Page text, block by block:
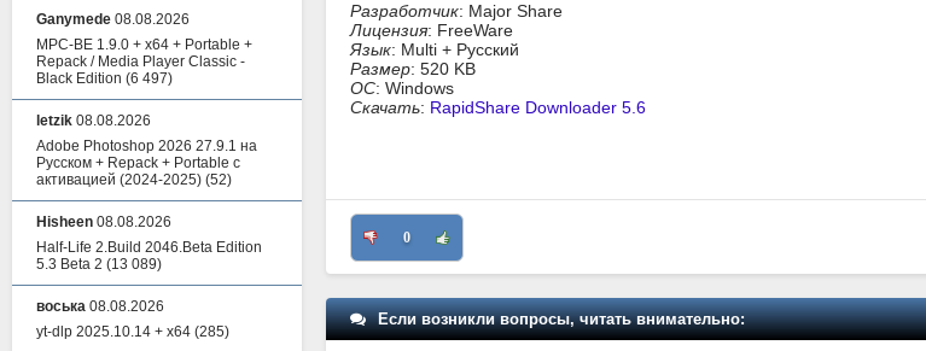
Разработчик: Major Share
Лицензия: FreeWare
Язык: Multi + Русский
Размер: 520 KB
ОС: Windows
Скачать: RapidShare Downloader 5.6
0
Если возникли вопросы, читать внимательно:
Ganymede 08.08.2026
MPC-BE 1.9.0 + x64 + Portable +
Repack / Media Player Classic -
Black Edition (6 497)
letzik 08.08.2026
Adobe Photoshop 2026 27.9.1 на
Русском + Repack + Portable с
активацией (2024-2025) (52)
Hisheen 08.08.2026
Half-Life 2.Build 2046.Beta Edition
5.3 Beta 2 (13 089)
воська 08.08.2026
yt-dlp 2025.10.14 + x64 (285)